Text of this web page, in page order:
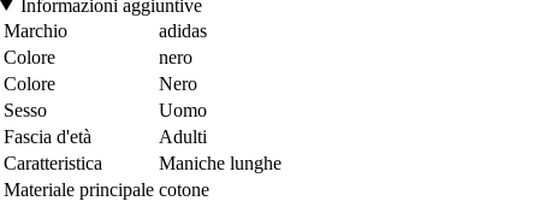
Informazioni aggiuntive
Marchio
adidas
Colore
nero
Colore
Nero
Sesso
Uomo
Fascia d'età
Adulti
Caratteristica
Maniche lunghe
Materiale principale cotone